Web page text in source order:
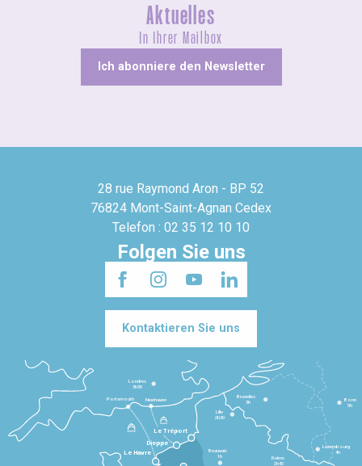
Aktuelles
In Ihrer Mailbox
Ich abonniere den Newsletter
28 rue Raymond Aron - BP 52
76824 Mont-Saint-Agnan Cedex
Telefon : 02 35 12 10 10
Folgen Sie uns
Kontaktieren Sie uns
Le Havre
Dieppe
Le Tréport
Beauvais
1h
Reims
2h45
Lille
2h30
Bruxelles
3h
Londres
3h30
Newhaven
Portsmouth
Bonn
5h
Luxembourg
4h